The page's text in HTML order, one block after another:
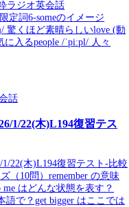
ラジオ英会話
定詞6-someのイメージ
驚くほど素晴らしいlove (動
入るpeople /ˈpiːpl/ 人々
話
1/22(木)L194復習テス
22(木)L194復習テスト-比較
（10問）remember の意味
me はどんな状態を表す？
語で？get bigger はここでは